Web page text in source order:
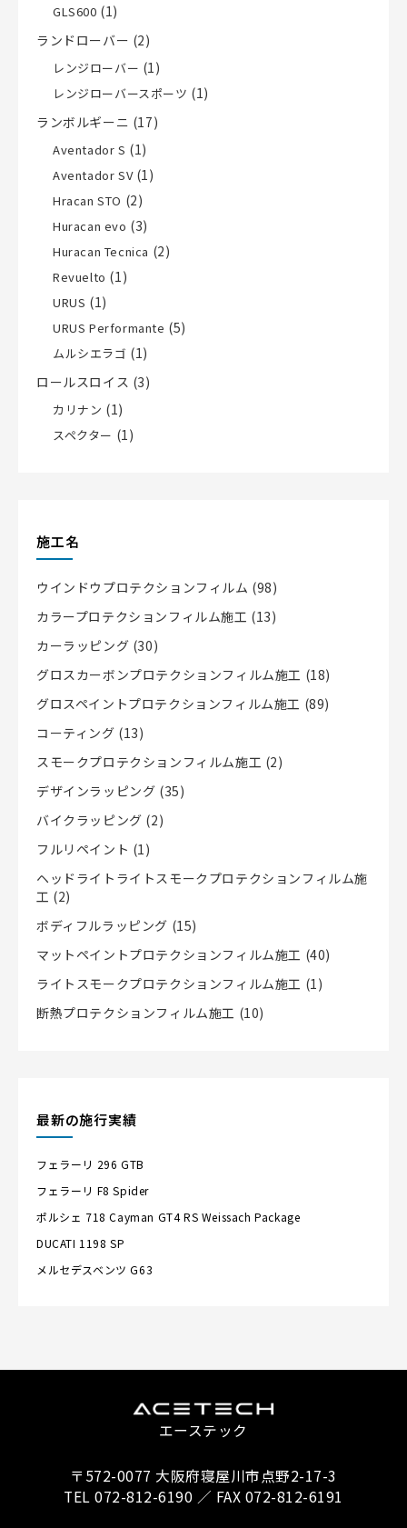
GLS600 (1)
ランドローバー (2)
レンジローバー (1)
レンジローバースポーツ (1)
ランボルギーニ (17)
Aventador S (1)
Aventador SV(1)
Hracan STO (2)
Huracan evo (3)
Huracan Tecnica (2)
Revuelto (1)
URUS (1)
URUS Performante (5)
ムルシエラゴ (1)
ロールスロイス (3)
カリナン (1)
スペクター (1)
施工名
ウインドウプロテクションフィルム (98)
カラープロテクションフィルム施工 (13)
カーラッピング (30)
グロスカーボンプロテクションフィルム施工 (18)
グロスペイントプロテクションフィルム施工 (89)
コーティング (13)
スモークプロテクションフィルム施工 (2)
デザインラッピング (35)
バイクラッピング (2)
フルリペイント (1)
ヘッドライトライトスモークプロテクションフィルム施
工 (2)
ボディフルラッピング (15)
マットペイントプロテクションフィルム施工 (40)
ライトスモークプロテクションフィルム施工 (1)
断熱プロテクションフィルム施工 (10)
最新の施行実績
フェラーリ 296 GTB
フェラーリ F8 Spider
ポルシェ 718 Cayman GT4 RS Weissach Package
DUCATI 1198 SP
メルセデスベンツ G63
エーステック
〒572-0077 大阪府寝屋川市点野2-17-3
TEL 072-812-6190 ／ FAX 072-812-6191